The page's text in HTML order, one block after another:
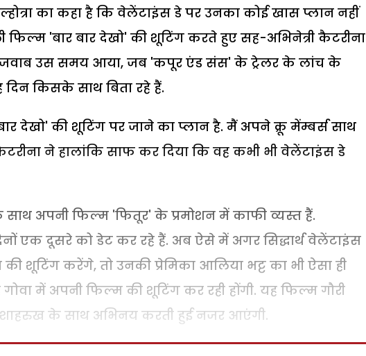
का कहा है कि वेलेंटाइंस डे पर उनका कोई खास प्लान नहीं
'बार बार देखो' की शूटिंग करते हुए सह-अभिनेत्री कैटरीना
जवाब उस समय आया, जब 'कपूर एंड संस' के ट्रेलर के लांच के
किसके साथ बिता रहे हैं.
देखो' की शूटिंग पर जाने का प्लान है. मैं अपने क्रू मेंम्बर्स साथ
ने हालांकि साफ कर दिया कि वह कभी भी वेलेंटाइंस डे
साथ अपनी फिल्म 'फितूर' के प्रमोशन में काफी व्यस्त हैं.
एक दूसरे को डेट कर रहे हैं. अब ऐसे में अगर सिद्धार्थ वेलेंटाइंस
शूटिंग करेंगे, तो उनकी प्रेमिका आलिया भट्ट का भी ऐसा ही
में अपनी फिल्म की शूटिंग कर रही होंगी. यह फिल्म गौरी
के साथ अभिनय करती हुई नजर आएंगी.